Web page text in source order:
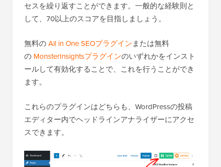
セスを繰り返すことができます。一般的な経験則と
して、70以上のスコアを目指しましょう。
無料のAll in One SEOプラグインまたは無料
の MonsterInsightsプラグインのいずれかをインスト
ールして有効化することで、これを行うことができ
ます。
これらのプラグインはどちらも、WordPressの投稿
エディター内でヘッドラインアナライザーにアクセ
スできます。